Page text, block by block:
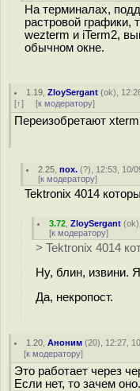
На терминалах,
растровой графики,
wezterm и iTerm2,
обычном окне.
1.19 ,ZloySergant (ok),
[↑] [к модератору]
Переизобретают
2.25 ,пох. (?), 12:53, 10/
[к модератору]
Tektronix 4014
3.72 ,ZloySergant (ok
[к модератору]
> Tektronix 4014
Ну, блин, извини.
Да, некропост.
1.20 ,Аноним (20), 12:27,
[к модератору]
Это работает через
Если нет, то зачем оно.